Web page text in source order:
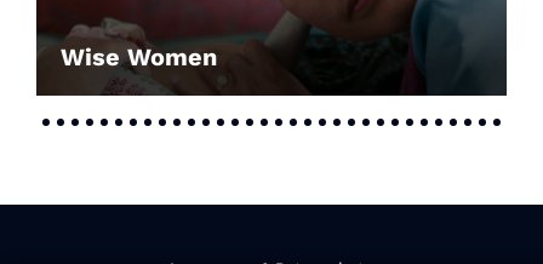
Wise Women